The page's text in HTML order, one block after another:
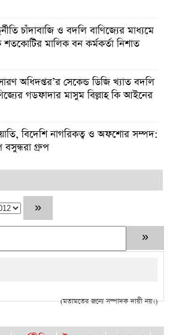
চাঁদাবাজি ও বদলি বাণিজ্যের মাধ্যমে
শতকোটির মালিক বন কর্মকর্তা নিশাত
অধিদপ্তর’র সেকেন্ড ডিজি খ্যাত বদলি
গডফাদার মাসুম বিল্লাহ কি আইনের
বিদেশি নাগরিকত্ব ও অফশোর সম্পদ:
বসুন্ধরা গ্রুপ
(মতামতের জন্যে সম্পাদক দায়ী নয়।)